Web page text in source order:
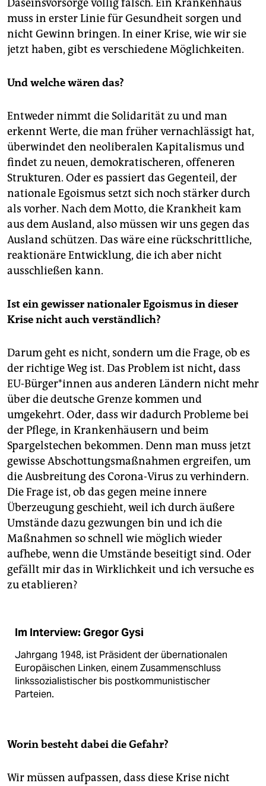
Daseinsvorsorge völlig falsch. Ein Krankenhaus
muss in erster Linie für Gesundheit sorgen und
nicht Gewinn bringen. In einer Krise, wie wir sie
jetzt haben, gibt es verschiedene Möglichkeiten.
Und welche wären das?
Entweder nimmt die Solidarität zu und man
erkennt Werte, die man früher vernachlässigt hat,
überwindet den neoliberalen Kapitalismus und
findet zu neuen, demokratischeren, offeneren
Strukturen. Oder es passiert das Gegenteil, der
nationale Egoismus setzt sich noch stärker durch
als vorher. Nach dem Motto, die Krankheit kam
aus dem Ausland, also müssen wir uns gegen das
Ausland schützen. Das wäre eine rückschrittliche,
reaktionäre Entwicklung, die ich aber nicht
ausschließen kann.
Ist ein gewisser nationaler Egoismus in dieser
Krise nicht auch verständlich?
Darum geht es nicht, sondern um die Frage, ob es
der richtige Weg ist. Das Problem ist nicht, dass
EU-Bürger*innen aus anderen Ländern nicht mehr
über die deutsche Grenze kommen und
umgekehrt. Oder, dass wir dadurch Probleme bei
der Pflege, in Krankenhäusern und beim
Spargelstechen bekommen. Denn man muss jetzt
gewisse Abschottungsmaßnahmen ergreifen, um
die Ausbreitung des Corona-Virus zu verhindern.
Die Frage ist, ob das gegen meine innere
Überzeugung geschieht, weil ich durch äußere
Umstände dazu gezwungen bin und ich die
Maßnahmen so schnell wie möglich wieder
aufhebe, wenn die Umstände beseitigt sind. Oder
gefällt mir das in Wirklichkeit und ich versuche es
zu etablieren?
Im Interview: Gregor Gysi
Jahrgang 1948, ist Präsident der übernationalen
Europäischen Linken, einem Zusammenschluss
linkssozialistischer bis postkommunistischer
Parteien.
Worin besteht dabei die Gefahr?
Wir müssen aufpassen, dass diese Krise nicht